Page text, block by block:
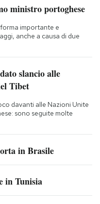
ministro portoghese
importante e
anche a causa di due
slancio alle
Tibet
davanti alle Nazioni Unite
sono seguite molte
in Brasile
in Tunisia